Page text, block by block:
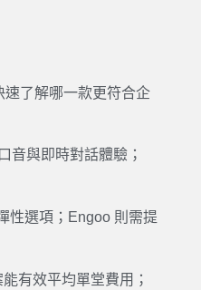
速了解哪一款更符合企
音與即時對話體驗；
性選項；Engoo 則需提
有效平均單堂費用；